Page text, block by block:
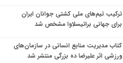
ترکیب تیم‌های ملی کشتی جوانان ایران
برای جهانی براتیسلاوا مشخص شد
کتاب مدیریت منابع انسانی در سازمان‌های
ورزشی اثر علیرضا ده بزرگی منتشر شد